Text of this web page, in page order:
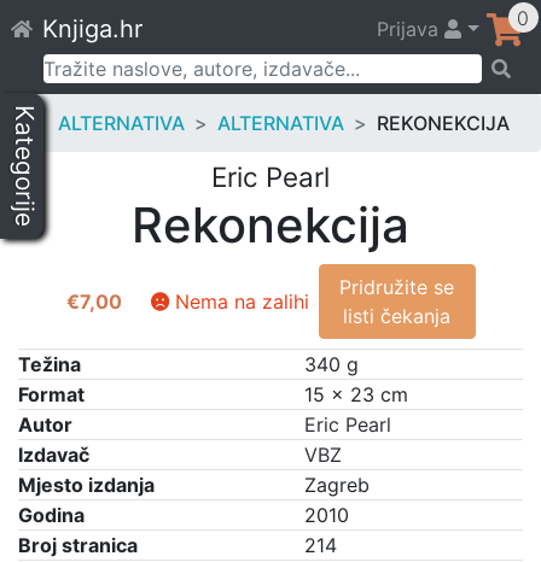
to
content
Knjiga.hr Prijava 0
Pretraži:
Kategorije ALTERNATIVA ALTERNATIVA REKONEKCIJA
Eric Pearl
Rekonekcija
€7,00 Nema na zalihi
Pridružite se
listi čekanja
Težina
340 g
Format
15 × 23 cm
Autor
Eric Pearl
Izdavač
VBZ
Mjesto izdanja
Zagreb
Godina
2010
Broj stranica
214